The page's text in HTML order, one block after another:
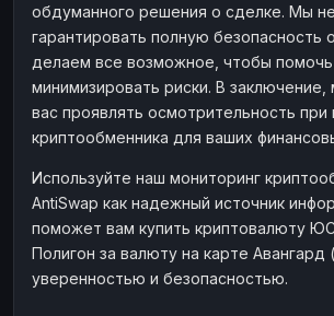
обдуманного решения о сделке. Мы
гарантировать полную безопасность
делаем все возможное, чтобы
минимизировать риски. В
вас проявлять осмотрительность
криптообменника для ваших
Используйте наш мониторинг
AntiSwap как надежный источник
поможет вам купить криптовалюту
Полигон за валюту на карте Авангард
уверенностью и безопасностью.